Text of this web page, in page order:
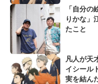
「自分
りかな」
たこと
凡人が天
イシール
実を結ん